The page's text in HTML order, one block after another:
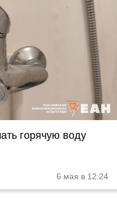
горячую воду
6 мая в 12:24